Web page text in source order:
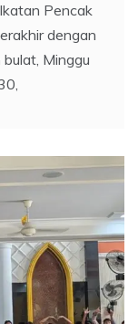
Pencak
dengan
Minggu